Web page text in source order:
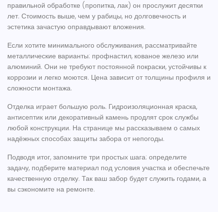
правильной обработке (пропитка, лак) он прослужит десятки
лет. Стоимость выше, чем у рабицы, но долговечность и
эстетика зачастую оправдывают вложения.
Если хотите минимального обслуживания, рассматривайте
металлические варианты: профнастил, кованое железо или
алюминий. Они не требуют постоянной покраски, устойчивы к
коррозии и легко моются. Цена зависит от толщины профиля и
сложности монтажа.
Отделка играет большую роль. Гидроизоляционная краска,
антисептик или декоративный камень продлят срок службы
любой конструкции. На странице мы рассказываем о самых
надёжных способах защиты забора от непогоды.
Подводя итог, запомните три простых шага: определите
задачу, подберите материал под условия участка и обеспечьте
качественную отделку. Так ваш забор будет служить годами, а
вы сэкономите на ремонте.